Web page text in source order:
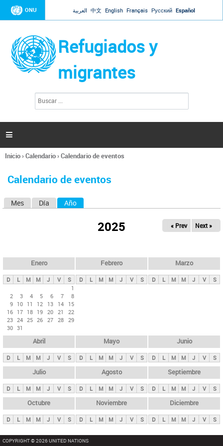
Jump to navigation
ONU العربية 中文 English Français Русский Español
Refugiados y
migrantes
l
d
s

Se
usted
Inicio›Calendario›Calendario de eventos
Calendario de eventos
s
p
n
c
i
p
l
e
s
Mes Día Año
2025 « Prev Next »
Enero
D L M M J V
S
1
2
3 4 5 6 7
8
9 10 11 12 13 14
15
16 17 18 19 20 21
22
23 24 25 26 27 28 29
30 31
Febrero
D L M M J V S
Marzo
D L M M J V S
Abril
D L M M J V S
Mayo
D L M M J V S
Junio
D L M M J V S
Julio
D L M M J V S
Agosto
D L M M J V S
Septiembre
D L M M J V S
Octubre
D L M M J V S
Noviembre
D L M M J V S
Diciembre
D L M M J V S
COPYRIGHT © 2026 UNITED NATIONS